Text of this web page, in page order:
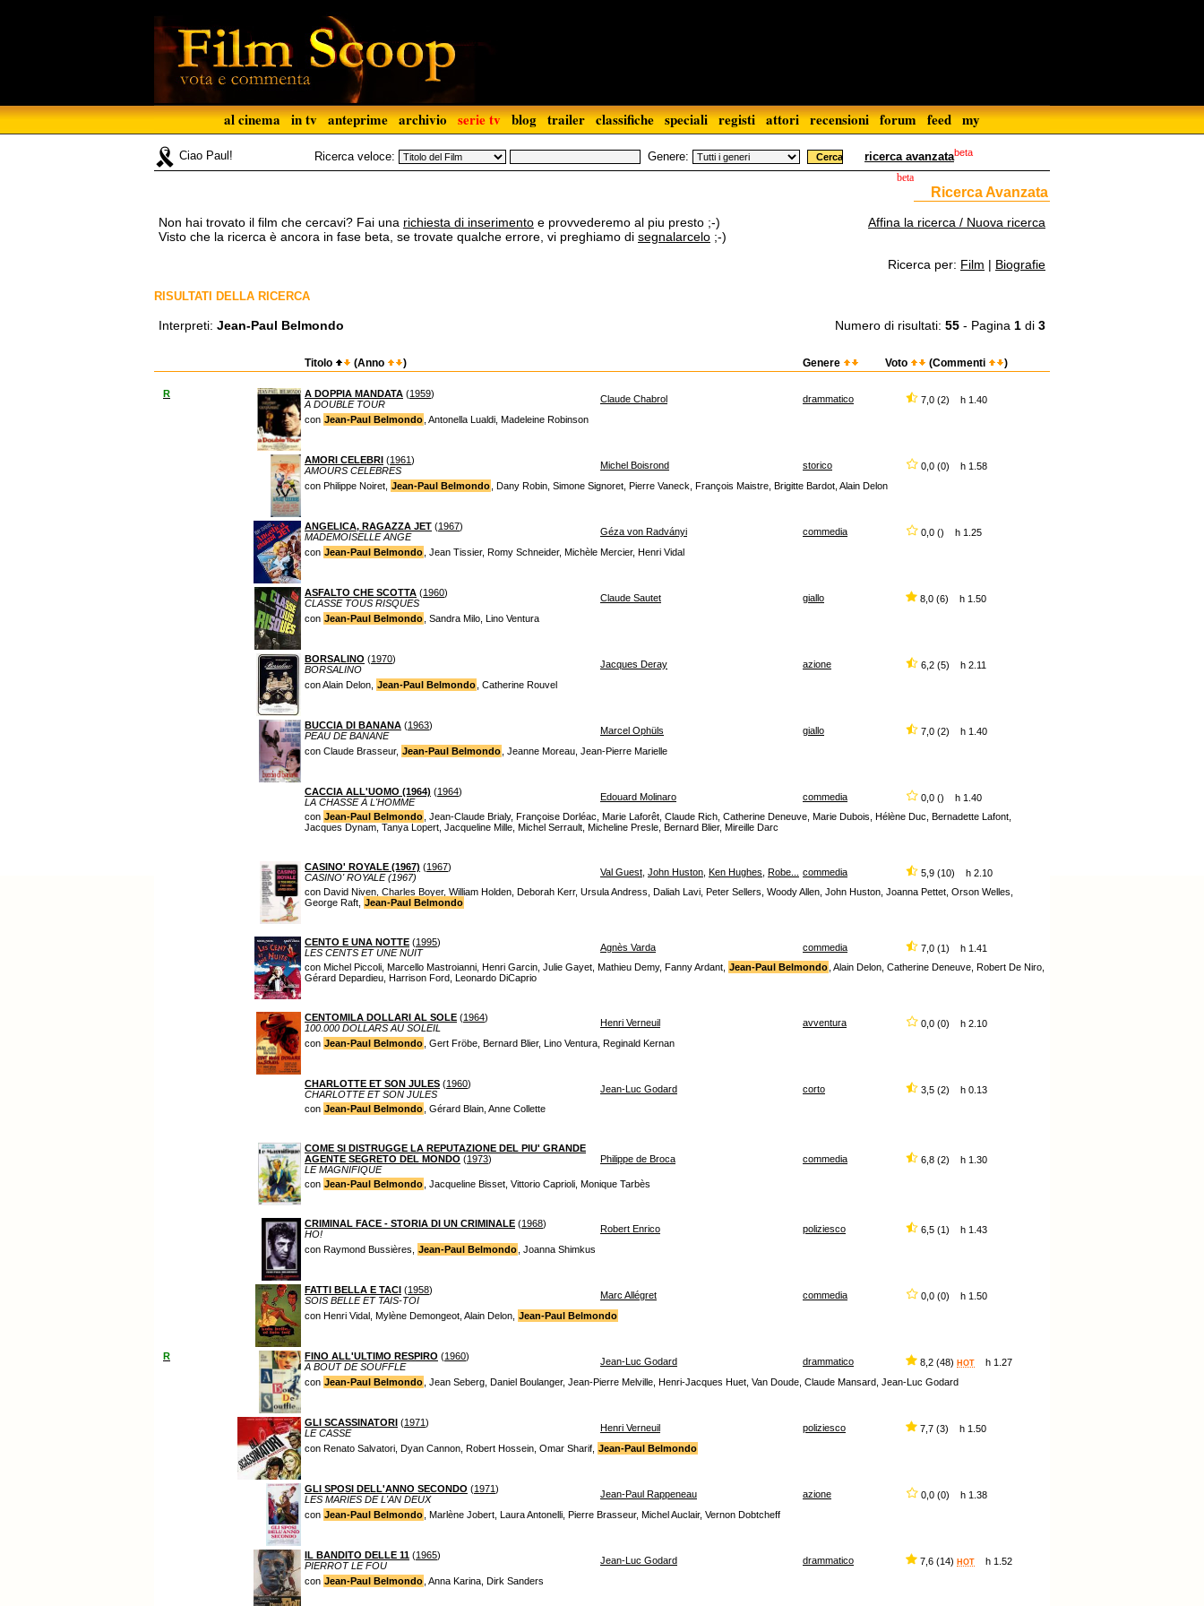
al cinema in tv anteprime archivio serie tv blog trailer classifiche speciali registi attori recensioni forum feed my
Ciao Paul! Ricerca veloce: Genere: ricerca avanzatabeta
Ricerca Avanzata
beta
Affina la ricerca / Nuova ricerca
Non hai trovato il film che cercavi? Fai una richiesta di inserimento e provvederemo al piu presto ;-)
Visto che la ricerca è ancora in fase beta, se trovate qualche errore, vi preghiamo di segnalarcelo ;-)
Ricerca per: Film | Biografie
RISULTATI DELLA RICERCA
Numero di risultati: 55 - Pagina 1 di 3
Interpreti: Jean-Paul Belmondo
Titolo (Anno ) Genere Voto (Commenti )
R A DOPPIA MANDATA (1959)
A DOUBLE TOUR
Claude Chabrol drammatico
7,0 (2) h 1.40
con Jean-Paul Belmondo , Antonella Lualdi, Madeleine Robinson
AMORI CELEBRI (1961)
AMOURS CELEBRES
Michel Boisrond storico
0,0 (0) h 1.58
con Philippe Noiret, Jean-Paul Belmondo , Dany Robin, Simone Signoret, Pierre Vaneck, François Maistre, Brigitte Bardot, Alain Delon
ANGELICA, RAGAZZA JET (1967)
MADEMOISELLE ANGE
Géza von Radványi commedia
0,0 () h 1.25
con Jean-Paul Belmondo , Jean Tissier, Romy Schneider, Michèle Mercier, Henri Vidal
ASFALTO CHE SCOTTA (1960)
CLASSE TOUS RISQUES
Claude Sautet giallo
8,0 (6) h 1.50
con Jean-Paul Belmondo , Sandra Milo, Lino Ventura
BORSALINO (1970)
BORSALINO
Jacques Deray azione
6,2 (5) h 2.11
con Alain Delon, Jean-Paul Belmondo , Catherine Rouvel
BUCCIA DI BANANA (1963)
PEAU DE BANANE
Marcel Ophüls giallo
7,0 (2) h 1.40
con Claude Brasseur, Jean-Paul Belmondo , Jeanne Moreau, Jean-Pierre Marielle
CACCIA ALL'UOMO (1964) (1964)
LA CHASSE À L'HOMME
Edouard Molinaro commedia
0,0 () h 1.40
con Jean-Paul Belmondo , Jean-Claude Brialy, Françoise Dorléac, Marie Laforêt, Claude Rich, Catherine Deneuve, Marie Dubois, Hélène Duc, Bernadette Lafont,
Jacques Dynam, Tanya Lopert, Jacqueline Mille, Michel Serrault, Micheline Presle, Bernard Blier, Mireille Darc
CASINO' ROYALE (1967) (1967)
CASINO' ROYALE (1967)
Val Guest John Huston Ken Hughes Robe... commedia
5,9 (10) h 2.10
con David Niven, Charles Boyer, William Holden, Deborah Kerr, Ursula Andress, Daliah Lavi, Peter Sellers, Woody Allen, John Huston, Joanna Pettet, Orson Welles,
George Raft, Jean-Paul Belmondo
CENTO E UNA NOTTE (1995)
LES CENTS ET UNE NUIT
Agnès Varda commedia
7,0 (1) h 1.41
con Michel Piccoli, Marcello Mastroianni, Henri Garcin, Julie Gayet, Mathieu Demy, Fanny Ardant, Jean-Paul Belmondo , Alain Delon, Catherine Deneuve, Robert De Niro,
Gérard Depardieu, Harrison Ford, Leonardo DiCaprio
CENTOMILA DOLLARI AL SOLE (1964)
100.000 DOLLARS AU SOLEIL
Henri Verneuil avventura
0,0 (0) h 2.10
con Jean-Paul Belmondo , Gert Fröbe, Bernard Blier, Lino Ventura, Reginald Kernan
CHARLOTTE ET SON JULES (1960)
CHARLOTTE ET SON JULES
Jean-Luc Godard corto
3,5 (2) h 0.13
con Jean-Paul Belmondo , Gérard Blain, Anne Collette
COME SI DISTRUGGE LA REPUTAZIONE DEL PIU' GRANDE
AGENTE SEGRETO DEL MONDO (1973)
LE MAGNIFIQUE
Philippe de Broca commedia 6,8 (2) h 1.30
con Jean-Paul Belmondo , Jacqueline Bisset, Vittorio Caprioli, Monique Tarbès
CRIMINAL FACE - STORIA DI UN CRIMINALE (1968)
HO!
Robert Enrico poliziesco
6,5 (1) h 1.43
con Raymond Bussières, Jean-Paul Belmondo , Joanna Shimkus
FATTI BELLA E TACI (1958)
SOIS BELLE ET TAIS-TOI
Marc Allégret commedia
0,0 (0) h 1.50
con Henri Vidal, Mylène Demongeot, Alain Delon, Jean-Paul Belmondo
R FINO ALL'ULTIMO RESPIRO (1960)
A BOUT DE SOUFFLE
Jean-Luc Godard drammatico 8,2 (48) HOT h 1.27
con Jean-Paul Belmondo , Jean Seberg, Daniel Boulanger, Jean-Pierre Melville, Henri-Jacques Huet, Van Doude, Claude Mansard, Jean-Luc Godard
GLI SCASSINATORI (1971)
LE CASSE
Henri Verneuil poliziesco
7,7 (3) h 1.50
con Renato Salvatori, Dyan Cannon, Robert Hossein, Omar Sharif, Jean-Paul Belmondo
GLI SPOSI DELL'ANNO SECONDO (1971)
LES MARIES DE L'AN DEUX
Jean-Paul Rappeneau azione
0,0 (0) h 1.38
con Jean-Paul Belmondo , Marlène Jobert, Laura Antonelli, Pierre Brasseur, Michel Auclair, Vernon Dobtcheff
IL BANDITO DELLE 11 (1965)
PIERROT LE FOU
Jean-Luc Godard drammatico 7,6 (14) HOT h 1.52
con Jean-Paul Belmondo , Anna Karina, Dirk Sanders